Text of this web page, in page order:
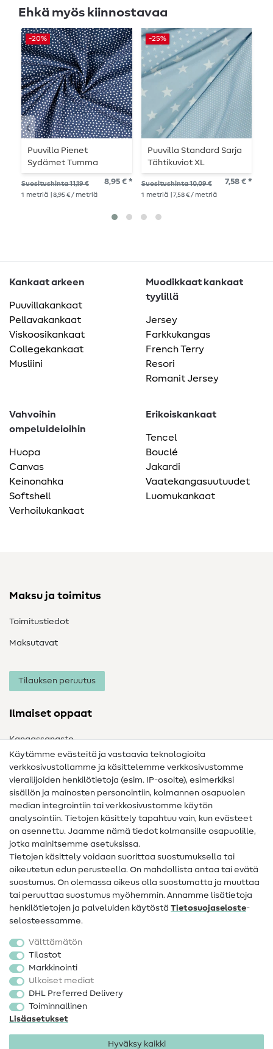
Ehkä myös kiinnostavaa
-20%
Puuvilla Pienet
Sydämet Tumma
Sininen
Suositushinta 11,19 € 8,95 € *
1 metriä | 8,95 € / metriä
-25%
Puuvilla Standard Sarja
Tähtikuviot XL
Vaaleansininen
Suositushinta 10,09 € 7,58 € *
1 metriä | 7,58 € / metriä
Kankaat arkeen
Puuvillakankaat
Pellavakankaat
Viskoosikankaat
Collegekankaat
Musliini
Muodikkaat kankaat
tyylillä
Jersey
Farkkukangas
French Terry
Resori
Romanit Jersey
Vahvoihin
ompeluideioihin
Huopa
Canvas
Keinonahka
Softshell
Verhoilukankaat
Erikoiskankaat
Tencel
Bouclé
Jakardi
Vaatekangasuutuudet
Luomukankaat
Maksu ja toimitus
Toimitustiedot
Maksutavat
Tilauksen peruutus
Ilmaiset oppaat
Kangassanasto
Ompelusanasto
Ompeluohjeet
Apua ja yhteystiedot
Yhteystiedot
Tietoa omistajanvaihdoksesta
Peruutusoikeus
Suosittu
Kankaat
Ompelutarvikkeet
Ale
Käytämme evästeitä ja vastaavia teknologioita
verkkosivustollamme ja käsittelemme verkkosivustomme
vierailijoiden henkilötietoja (esim. IP-osoite), esimerkiksi
sisällön ja mainosten personointiin, kolmannen osapuolen
median integrointiin tai verkkosivustomme käytön
analysointiin. Tietojen käsittely tapahtuu vain, kun evästeet
on asennettu. Jaamme nämä tiedot kolmansille osapuolille,
jotka mainitsemme asetuksissa.
Tietojen käsittely voidaan suorittaa suostumuksella tai
oikeutetun edun perusteella. On mahdollista antaa tai evätä
suostumus. On olemassa oikeus olla suostumatta ja muuttaa
tai peruuttaa suostumus myöhemmin. Annamme lisätietoja
henkilötietojen ja palveluiden käytöstä Tietosuojaseloste-
selosteessamme.
Välttämätön
Tilastot
Markkinointi
Ulkoiset mediat
DHL Preferred Delivery
Toiminnallinen
Lisäasetukset
Hyväksy kaikki